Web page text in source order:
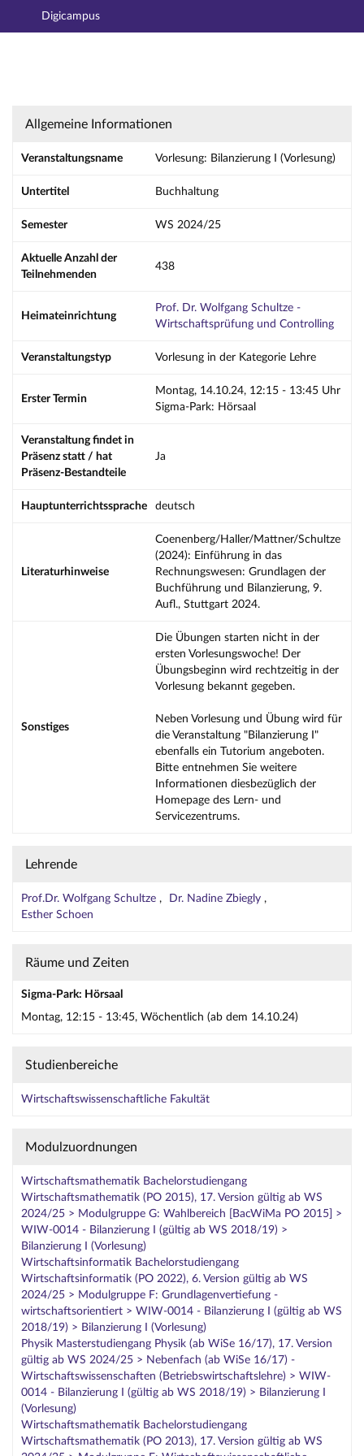
Hauptnavigation
Digicampus
Vorlesung: Bilanzierung I (Vorlesung) -
Allgemeine Informationen
Veranstaltungsname Vorlesung: Bilanzierung I (Vorlesung)
Untertitel Buchhaltung
Semester WS 2024/25
Aktuelle Anzahl der
Teilnehmenden
438
Heimateinrichtung
Prof. Dr. Wolfgang Schultze -
Wirtschaftsprüfung und Controlling
Veranstaltungstyp Vorlesung in der Kategorie Lehre
Erster Termin
Montag, 14.10.24, 12:15 - 13:45 Uhr
Sigma-Park: Hörsaal
Veranstaltung findet in
Präsenz statt / hat
Präsenz-Bestandteile
Ja
Hauptunterrichtssprache deutsch
Literaturhinweise
Coenenberg/Haller/Mattner/Schultze
(2024): Einführung in das
Rechnungswesen: Grundlagen der
Buchführung und Bilanzierung, 9.
Aufl., Stuttgart 2024.
Sonstiges
Die Übungen starten nicht in der
ersten Vorlesungswoche! Der
Übungsbeginn wird rechtzeitig in der
Vorlesung bekannt gegeben.
Neben Vorlesung und Übung wird für
die Veranstaltung "Bilanzierung I"
ebenfalls ein Tutorium angeboten.
Bitte entnehmen Sie weitere
Informationen diesbezüglich der
Homepage des Lern- und
Servicezentrums.
Lehrende
Prof.Dr. Wolfgang Schultze
Dr. Nadine Zbiegly
Esther Schoen
Räume und Zeiten
Sigma-Park: Hörsaal
Montag, 12:15 - 13:45, Wöchentlich (ab dem 14.10.24)
Studienbereiche
Wirtschaftswissenschaftliche Fakultät
Modulzuordnungen
Wirtschaftsmathematik Bachelorstudiengang
Wirtschaftsmathematik (PO 2015), 17. Version gültig ab WS
2024/25 > Modulgruppe G: Wahlbereich [BacWiMa PO 2015] >
WIW-0014 - Bilanzierung I (gültig ab WS 2018/19) >
Bilanzierung I (Vorlesung)
Wirtschaftsinformatik Bachelorstudiengang
Wirtschaftsinformatik (PO 2022), 6. Version gültig ab WS
2024/25 > Modulgruppe F: Grundlagenvertiefung -
wirtschaftsorientiert > WIW-0014 - Bilanzierung I (gültig ab WS
2018/19) > Bilanzierung I (Vorlesung)
Physik Masterstudiengang Physik (ab WiSe 16/17), 17. Version
gültig ab WS 2024/25 > Nebenfach (ab WiSe 16/17) -
Wirtschaftswissenschaften (Betriebswirtschaftslehre) > WIW-
0014 - Bilanzierung I (gültig ab WS 2018/19) > Bilanzierung I
(Vorlesung)
Wirtschaftsmathematik Bachelorstudiengang
Wirtschaftsmathematik (PO 2013), 17. Version gültig ab WS